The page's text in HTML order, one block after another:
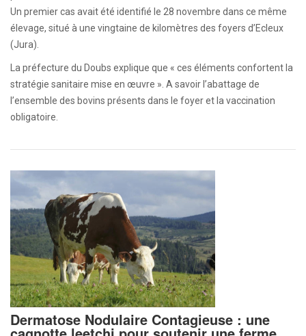
Un premier cas avait été identifié le 28 novembre dans ce même
élevage, situé à une vingtaine de kilomètres des foyers d’Ecleux
(Jura).
La préfecture du Doubs explique que « ces éléments confortent la
stratégie sanitaire mise en œuvre ». A savoir l’abattage de
l’ensemble des bovins présents dans le foyer et la vaccination
obligatoire.
Dermatose Nodulaire Contagieuse : une